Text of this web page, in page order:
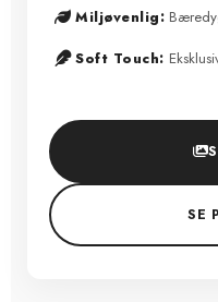
Miljøvenlig:
Soft Touch:
SE